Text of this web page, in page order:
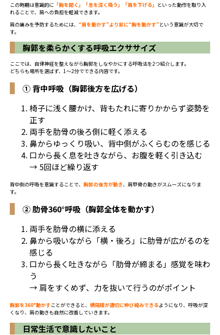
この時期は意識的に 「胸を開く」「息を深く吸う」「肩を下げる」 といった動作を取り入
れることで、肩への負担を軽減できます。
肩の痛みを予防するためには、 “肩を動かす”より前に“胸を動かす”という意識が大切で
す。
胸郭を柔らかくする呼吸エクササイズ
ここでは、自律神経を整えながら胸郭をしなやかにする呼吸法を2つ紹介します。
どちらも場所を選ばず、1〜2分でできる内容です。
① 背中呼吸（胸郭後方を広げる）
椅子に浅く腰かけ、背もたれに寄りかからず姿勢を
正す
両手を肋骨の後ろ側に軽く添える
鼻からゆっくり吸い、背中側がふくらむのを感じる
口から長く息を吐きながら、お腹を軽く引き込む
→ 5回ほど繰り返す
背中側の呼吸を意識することで、 胸郭の後方が動き、肩甲骨の動きがスムーズになりま
す。
② 肋骨360°呼吸（胸郭全体を動かす）
両手を肋骨の横に添える
鼻から吸いながら「横・後ろ」に肋骨が広がるのを
感じる
口から長く吐きながら「肋骨が締まる」感覚を味わ
う
→ 肩をすくめず、力を抜いて行うのがポイント
胸郭を360°動かす ことができると、 横隔膜が適切に伸び縮みできるようになり、呼吸が深
くなり、肩の動きも自然に改善していきます。
日常生活で意識したいこと